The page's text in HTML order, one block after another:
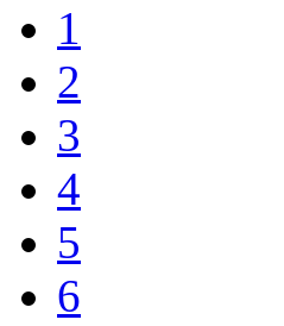
1
2
3
4
5
6